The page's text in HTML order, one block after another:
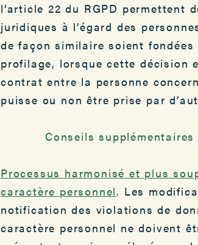
l’article 22 du RGPD permettent
juridiques à l’égard des
de façon similaire soient
profilage, lorsque cette décision
contrat entre la personne
puisse ou non être prise par
Conseils
Processus harmonisé et plus
caractère personnel. Les
notification des violations de
caractère personnel ne doivent